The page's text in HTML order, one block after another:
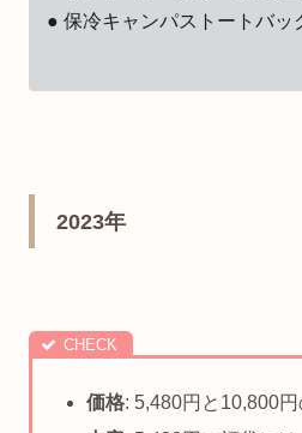
● 保冷キャンパストートバッ
2023年
価格: 5,480円と10,800